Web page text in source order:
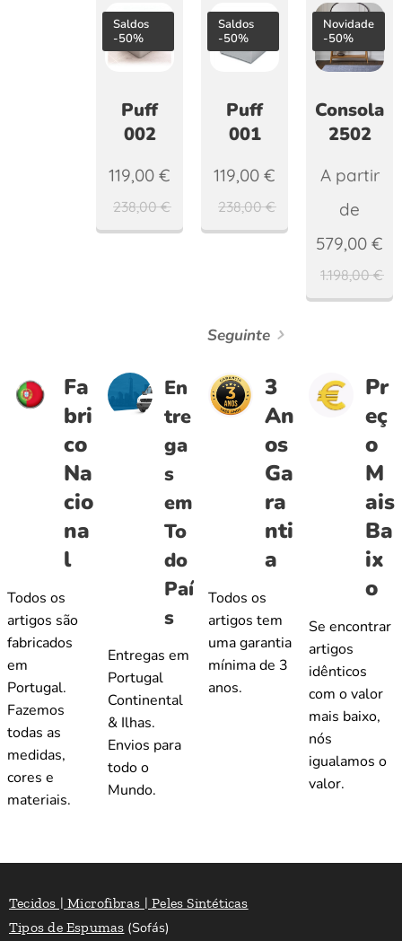
Puff
002
Saldos
-50%
119,00 €
238,00€
Puff
001
Saldos
-50%
119,00 €
238,00€
Consola
2502
Novidade
-50%
A partir
de
579,00 €
1.198,00€
Seguinte
Fa
bri
co
Na
cio
na
l
Todos os
artigos são
fabricados
em
Portugal.
Fazemos
todas as
medidas,
cores e
materiais.
En
tre
ga
s
em
To
do
Paí
s
Entregas em
Portugal
Continental
& Ilhas.
Envios para
todo o
Mundo.
3
An
os
Ga
ra
nti
a
Todos os
artigos tem
uma garantia
mínima de 3
anos.
Pr
eç
o
M
ais
Ba
ix
o
Se encontrar
artigos
idênticos
com o valor
mais baixo,
nós
igualamos o
valor.
Tecidos | Microfibras | Peles Sintéticas
Tipos de Espumas (Sofás)